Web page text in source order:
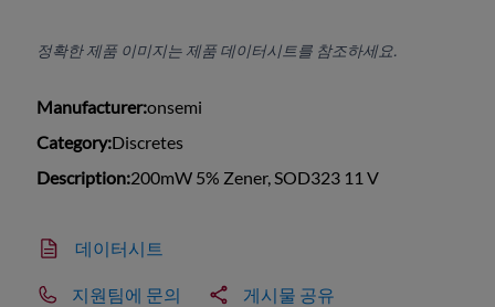
정확한 제품 이미지는 제품 데이터시트를 참조하세요.
Manufacturer:onsemi
Category:Discretes
Description:200mW 5% Zener, SOD323 11 V
데이터시트
지원팀에 문의 게시물 공유